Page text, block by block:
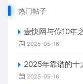
热门帖子
壹快网与你10年
2025-05-16
2025年靠谱的十
2025-05-16